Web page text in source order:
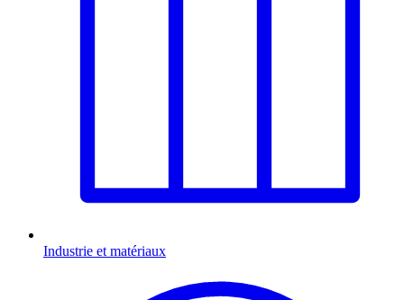
Industrie et matériaux